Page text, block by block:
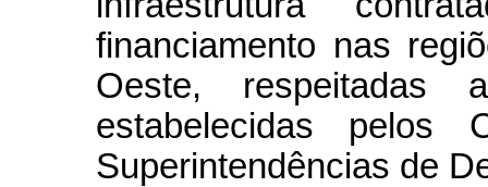
financiamento nas
Oeste, respeitadas
estabelecidas pelos
Superintendências de